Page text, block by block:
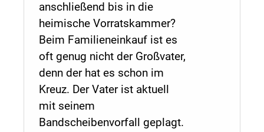
anschließend bis in die
heimische Vorratskammer?
Beim Familieneinkauf ist es
oft genug nicht der Großvater,
denn der hat es schon im
Kreuz. Der Vater ist aktuell
mit seinem
Bandscheibenvorfall geplagt.